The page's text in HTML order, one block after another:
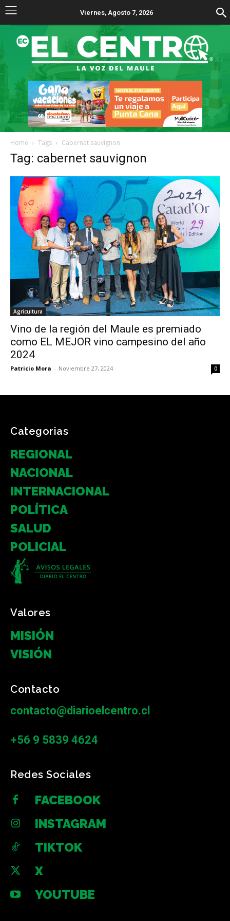
Viernes, Agosto 7, 2026
Home Tags Cabernet sauvignon
Tag: cabernet sauvignon
Agricultura
Vino de la región del Maule es premiado
como EL MEJOR vino campesino del año
2024
Patricio Mora - Noviembre 27, 2024 0
Categorias
REGIONAL
NACIONAL
INTERNACIONAL
POLÍTICA
SALUD
POLICIAL
Valores
MISIÓN
VISIÓN
Contacto
contacto@diarioelcentro.cl
+56 9 5839 4624
Redes Sociales
FACEBOOK
INSTAGRAM
TIKTOK
X
YOUTUBE